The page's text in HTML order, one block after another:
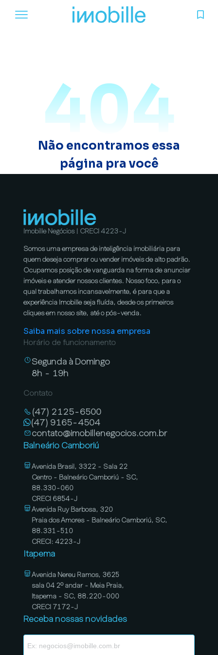
404
Não encontramos essa
página pra você
Imobille Negócios | CRECI 4223-J
Somos uma empresa de inteligência imobiliária para
quem deseja comprar ou vender imóveis de alto padrão.
Ocupamos posição de vanguarda na forma de anunciar
imóveis e atender nossos clientes. Nosso foco, para o
qual trabalhamos incansavelmente, é para que a
experiência Imobille seja fluída, desde os primeiros
cliques em nosso site, até o pós-venda.
Saiba mais sobre nossa empresa
Horário de funcionamento
Segunda à Domingo
8h - 19h
Contato
(47) 2125-6500
(47) 9165-4504
contato@imobillenegocios.com.br
Balneário Camboriú
Avenida Brasil, 3322 - Sala 22
Centro - Balneário Camboriú - SC,
88.330-060
CRECI 6854-J
Avenida Ruy Barbosa, 320
Praia dos Amores - Balneário Camboriú, SC,
88.331-510
CRECI: 4223-J
Itapema
Avenida Nereu Ramos, 3625
sala 04 2º andar - Meia Praia,
Itapema - SC, 88.220-000
CRECI 7172-J
Receba nossas novidades